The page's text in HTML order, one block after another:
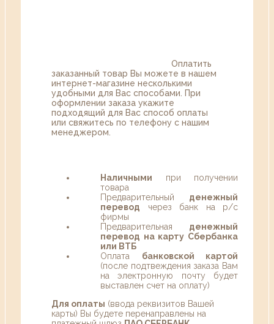
Оплатить
заказанный товар Вы можете в нашем
интернет-магазине несколькими
удобными для Вас способами. При
оформлении заказа укажите
подходящий для Вас способ оплаты
или свяжитесь по телефону с нашим
менеджером.
Наличными при получении
товара
Предварительный денежный
перевод через банк на р/с
фирмы
Предварительная денежный
перевод на карту Сбербанка
или ВТБ
Оплата банковской картой
(после подтвеждения заказа Вам
на электронную почту будет
выставлен счет на оплату)
Для оплаты (ввода реквизитов Вашей
карты) Вы будете перенаправлены на